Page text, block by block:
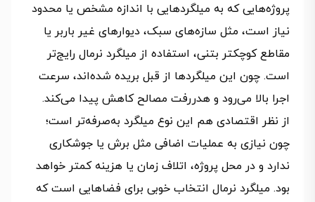
پروژه‌هایی که به میلگردهایی با اندازه مشخص یا محدود
نیاز است، مثل سازه‌های سبک، دیوارهای غیر باربر یا
مقاطع کوچکتر بتنی، استفاده از میلگرد نرمال رایج‌تر
است. چون این میلگردها از قبل بریده شده‌اند، سرعت
اجرا بالا می‌رود و هدررفت مصالح کاهش پیدا می‌کند.
از نظر اقتصادی هم این نوع میلگرد به‌صرفه‌تر است؛
چون نیازی به عملیات اضافی مثل برش یا جوشکاری
ندارد و در محل پروژه، اتلاف زمان یا هزینه کمتر خواهد
بود. میلگرد نرمال انتخاب خوبی برای فضاهایی است که